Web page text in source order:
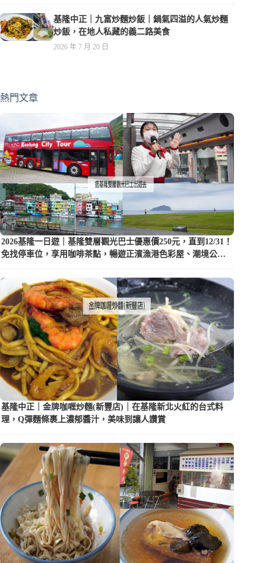
基隆中正｜九富炒麵炒飯｜鍋氣四溢的人氣炒麵
炒飯，在地人私藏的義二路美食
2026 年 7 月 20 日
熱門文章
2026基隆一日遊｜基隆雙層觀光巴士優惠價250元，直到12/31！
免找停車位，享用咖啡茶點，暢遊正濱漁港色彩屋、潮境公園
基隆中正｜金牌咖喱炒麵(新豐店)｜在基隆新北火紅的台式料
理，Q彈麵條裹上濃郁醬汁，美味到讓人讚賞